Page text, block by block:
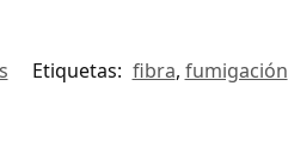
Etiquetas: fibra, fumigación